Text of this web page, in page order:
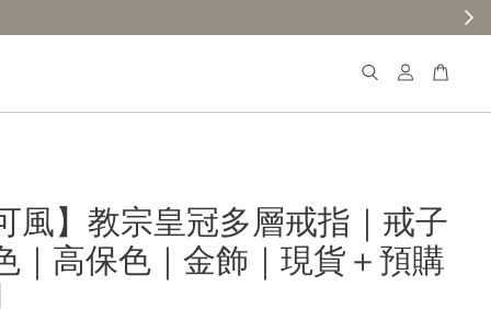
風】教宗皇冠多層戒指｜戒子
｜高保色｜金飾｜現貨＋預購